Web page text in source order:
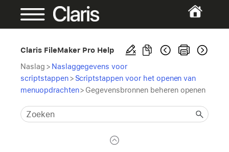
Claris FileMaker Pro Help
Naslag > Naslaggegevens voor
scriptstappen > Scriptstappen voor het openen van
menuopdrachten> Gegevensbronnen beheren openen